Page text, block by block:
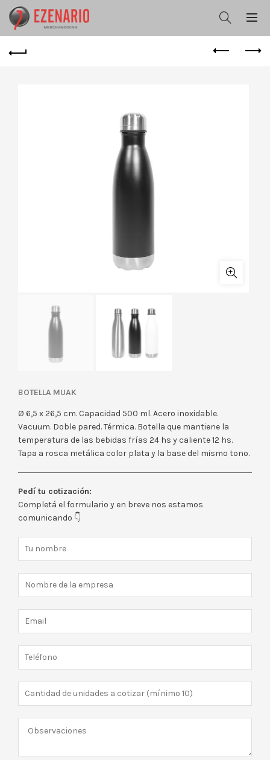
BOTELLA MUAK
Ø 6,5 x 26,5 cm. Capacidad 500 ml. Acero inoxidable.
Vacuum. Doble pared. Térmica. Botella que mantiene la
temperatura de las bebidas frías 24 hs y caliente 12 hs.
Tapa a rosca metálica color plata y la base del mismo tono.
Pedí tu cotización:
Completá el formulario y en breve nos estamos
comunicando 👇